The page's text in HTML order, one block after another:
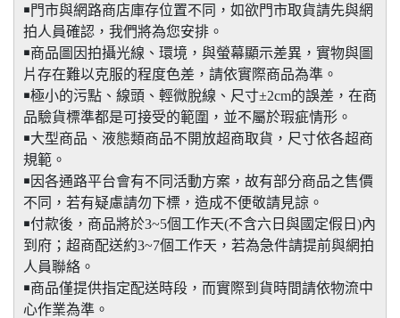
￭門市與網路商店庫存位置不同，如欲門市取貨請先與網
拍人員確認，我們將為您安排。
￭商品圖因拍攝光線、環境，與螢幕顯示差異，實物與圖
片存在難以克服的程度色差，請依實際商品為準。
￭極小的污點、線頭、輕微脫線、尺寸±2cm的誤差，在商
品驗貨標準都是可接受的範圍，並不屬於瑕疵情形。
￭大型商品、液態類商品不開放超商取貨，尺寸依各超商
規範。
￭因各通路平台會有不同活動方案，故有部分商品之售價
不同，若有疑慮請勿下標，造成不便敬請見諒。
￭付款後，商品將於3~5個工作天(不含六日與國定假日)內
到府；超商配送約3~7個工作天，若為急件請提前與網拍
人員聯絡。
￭商品僅提供指定配送時段，而實際到貨時間請依物流中
心作業為準。